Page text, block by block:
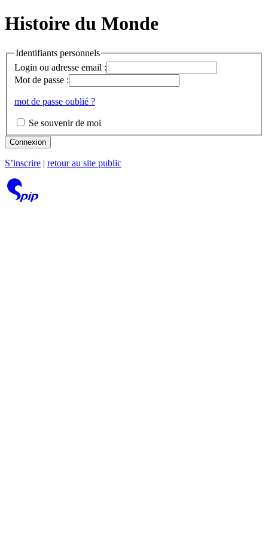
Histoire du Monde
Identifiants personnels
Login ou adresse email :
Mot de passe :
mot de passe oublié ?
Se souvenir de moi
Connexion
S’inscrire retour au site public